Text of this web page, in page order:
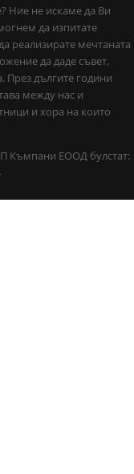
Ние не искаме да Ви
да изпитате
реализирате мечтаната
да даде съвет,
дългите години
между нас и
и хора на които
Къмпани ЕООД булстат: